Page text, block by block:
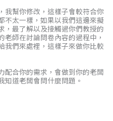
我幫你修改，這樣子會較符合你
不太一樣，如果以我們這邊來擬
，最了解以及接觸過你們教授的
師在討論問卷內容的過程中，
們來處裡，這樣子來做你比較
配合你的需求，會做到你的老闆
知道老闆會問什麼問題。